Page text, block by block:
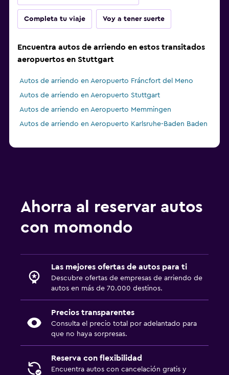
Completa tu viaje Voy a tener suerte
Encuentra autos de arriendo en estos transitados
aeropuertos en Stuttgart
Autos de arriendo en Aeropuerto Fráncfort del Meno
Autos de arriendo en Aeropuerto Stuttgart
Autos de arriendo en Aeropuerto Memmingen
Autos de arriendo en Aeropuerto Karlsruhe-Baden Baden
Ahorra al reservar autos
con momondo
Las mejores ofertas de autos para ti
Descubre ofertas de empresas de arriendo de
autos en más de 70.000 destinos.
Precios transparentes
Consulta el precio total por adelantado para
que no haya sorpresas.
Reserva con flexibilidad
Encuentra autos con cancelación gratis y